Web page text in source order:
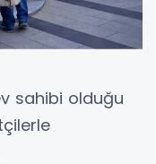
sahibi olduğu